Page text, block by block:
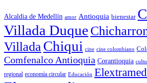
Alcaldia de Medellín amor Antioquia bienestar
Villada Duque
Villada Chiqui cine cine colombiano
Comfenalco Antioquia Corantioquia
regional economía circular Educación